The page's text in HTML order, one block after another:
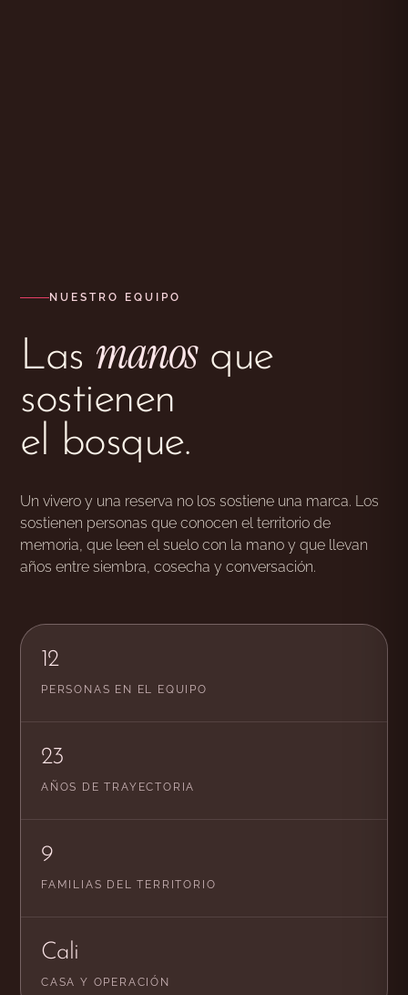
NUESTRO EQUIPO
Las manosque
sostienen
el bosque.
Un vivero y una reserva no los sostiene una marca. Los
sostienen personas que conocen el territorio de
memoria, que leen el suelo con la mano y que llevan
años entre siembra, cosecha y conversación.
12
PERSONAS EN EL EQUIPO
23
AÑOS DE TRAYECTORIA
9
FAMILIAS DEL TERRITORIO
Cali
CASA Y OPERACIÓN